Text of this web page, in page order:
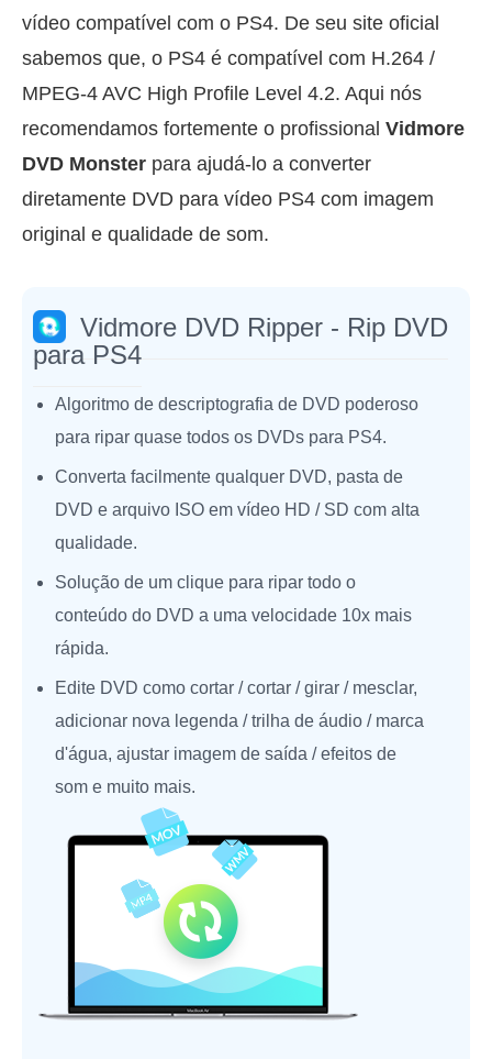
vídeo compatível com o PS4. De seu site oficial
sabemos que, o PS4 é compatível com H.264 /
MPEG-4 AVC High Profile Level 4.2. Aqui nós
recomendamos fortemente o profissional Vidmore
DVD Monster para ajudá-lo a converter
diretamente DVD para vídeo PS4 com imagem
original e qualidade de som.
Vidmore DVD Ripper - Rip DVD
para PS4
Algoritmo de descriptografia de DVD poderoso
para ripar quase todos os DVDs para PS4.
Converta facilmente qualquer DVD, pasta de
DVD e arquivo ISO em vídeo HD / SD com alta
qualidade.
Solução de um clique para ripar todo o
conteúdo do DVD a uma velocidade 10x mais
rápida.
Edite DVD como cortar / cortar / girar / mesclar,
adicionar nova legenda / trilha de áudio / marca
d'água, ajustar imagem de saída / efeitos de
som e muito mais.